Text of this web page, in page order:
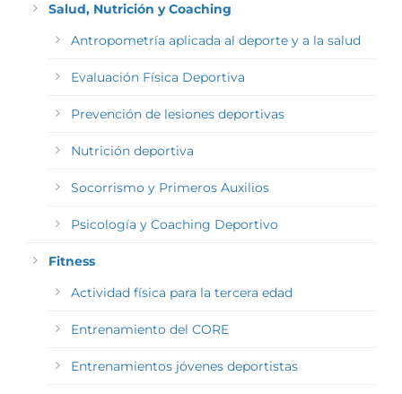
Salud, Nutrición y Coaching
Antropometría aplicada al deporte y a la salud
Evaluación Física Deportiva
Prevención de lesiones deportivas
Nutrición deportiva
Socorrismo y Primeros Auxilios
Psicología y Coaching Deportivo
Fitness
Actividad física para la tercera edad
Entrenamiento del CORE
Entrenamientos jóvenes deportistas